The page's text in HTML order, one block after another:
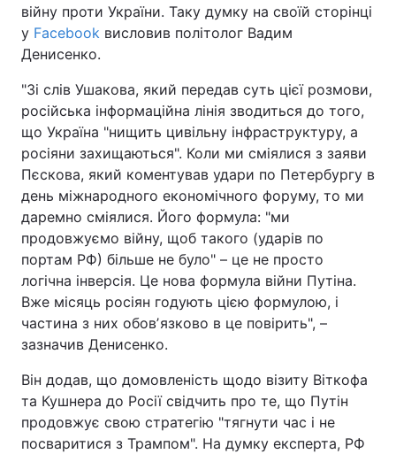
війну проти України. Таку думку на своїй сторінці
у Facebook висловив політолог Вадим
Денисенко.
"Зі слів Ушакова, який передав суть цієї розмови,
російська інформаційна лінія зводиться до того,
що Україна "нищить цивільну інфраструктуру, а
росіяни захищаються". Коли ми сміялися з заяви
Пєскова, який коментував удари по Петербургу в
день міжнародного економічного форуму, то ми
даремно сміялися. Його формула: "ми
продовжуємо війну, щоб такого (ударів по
портам РФ) більше не було" – це не просто
логічна інверсія. Це нова формула війни Путіна.
Вже місяць росіян годують цією формулою, і
частина з них обовʼязково в це повірить", –
зазначив Денисенко.
Він додав, що домовленість щодо візиту Віткофа
та Кушнера до Росії свідчить про те, що Путін
продовжує свою стратегію "тягнути час і не
посваритися з Трампом". На думку експерта, РФ